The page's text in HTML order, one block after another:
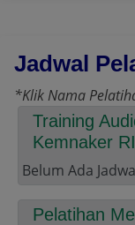
Jadwal
*Klik Nama
Training
Kemnaker RI
Belum Ada
Pelatihan